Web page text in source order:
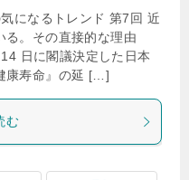
になるトレンド 第7回 近
る。その直接的な理由
日に閣議決定した日本
康寿命』の延 […]
む